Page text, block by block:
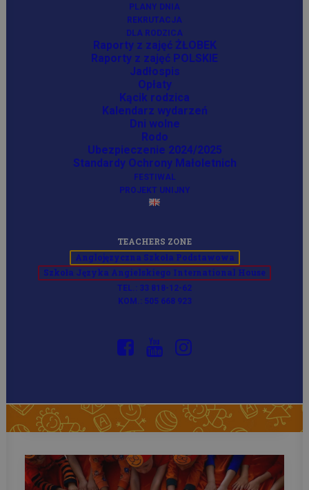
PLANY DNIA
REKRUTACJA
DLA RODZICA
Raporty z zajęć ŻŁOBEK
Raporty z zajęć POLSKIE
Jadłospis
Opłaty
Kącik rodzica
Kalendarz wydarzeń
Dni wolne
Rodo
Ubezpieczenie 2024/2025
Standardy Ochrony Małoletnich
FESTIWAL
PROJEKT UNIJNY
TEACHERS ZONE
Anglojęzyczna Szkoła Podstawowa
Szkoła Języka Angielskiego International House
TEL.: 33 818-12-62
KOM.: 505 668 923
The Walking Water
Experiment during English